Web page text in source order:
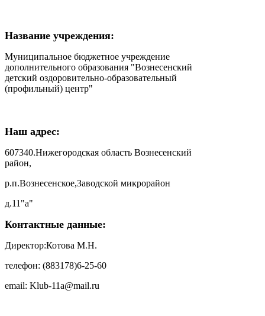
Название учреждения:
Муниципальное бюджетное учреждение
дополнительного образования "Вознесенский
детский оздоровительно-образовательный
(профильный) центр"
Наш адрес:
607340.Нижегородская область Вознесенский
район,
р.п.Вознесенское,Заводской микрорайон
д.11"а"
Контактные данные:
Директор:Котова М.Н.
телефон: (883178)6-25-60
email: Klub-11a@mail.ru